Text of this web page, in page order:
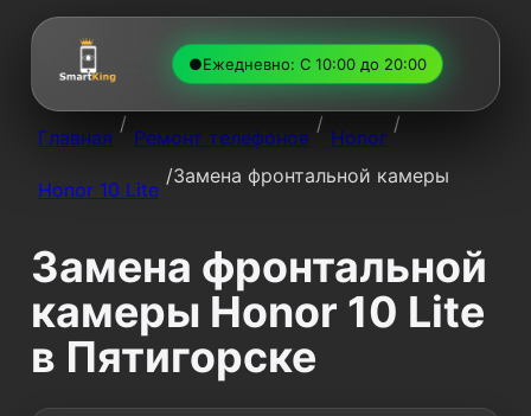
●Ежедневно: С 10:00 до 20:00
Главная
/
Ремонт телефонов
/
Honor
/
Honor 10 Lite
/Замена фронтальной камеры
Замена фронтальной
камеры Honor 10 Lite
в Пятигорске